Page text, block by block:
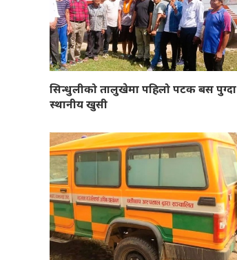
सिन्धुलीको तालुखेमा पहिलो पटक बस पुग्दा
स्थानीय खुसी